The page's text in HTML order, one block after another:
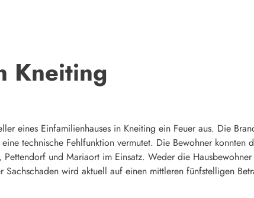
Kneiting
eines Einfamilienhauses in Kneiting ein Feuer aus. Die
technische Fehlfunktion vermutet. Die Bewohner konnten
und Mariaort im Einsatz. Weder die
Sachschaden wird aktuell auf einen mittleren fünfstelligen